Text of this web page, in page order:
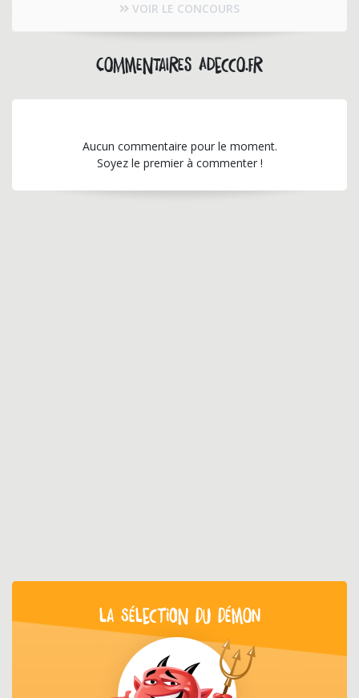
VOIR LE CONCOURS
Commentaires adecco.fr
Aucun commentaire pour le moment.
Soyez le premier à commenter !
LA SÉLECTION DU DÉMON